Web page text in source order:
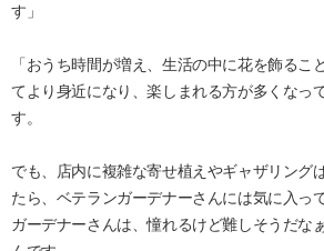
す」
「おうち時間が増え、生活の中に花を飾るこ
てより身近になり、楽しまれる方が多くなっ
す。
でも、店内に複雑な寄せ植えやギャザリング
たら、ベテランガーデナーさんには気に入っ
ガーデナーさんは、憧れるけど難しそうだな